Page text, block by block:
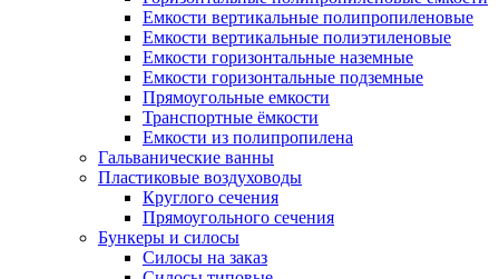
Емкости вертикальные полипропиленовые
Емкости вертикальные полиэтиленовые
Емкости горизонтальные наземные
Емкости горизонтальные подземные
Прямоугольные емкости
Транспортные ёмкости
Емкости из полипропилена
Гальванические ванны
Пластиковые воздуховоды
Круглого сечения
Прямоугольного сечения
Бункеры и силосы
Силосы на заказ